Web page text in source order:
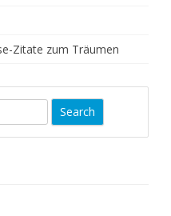
Zitate zum Träumen